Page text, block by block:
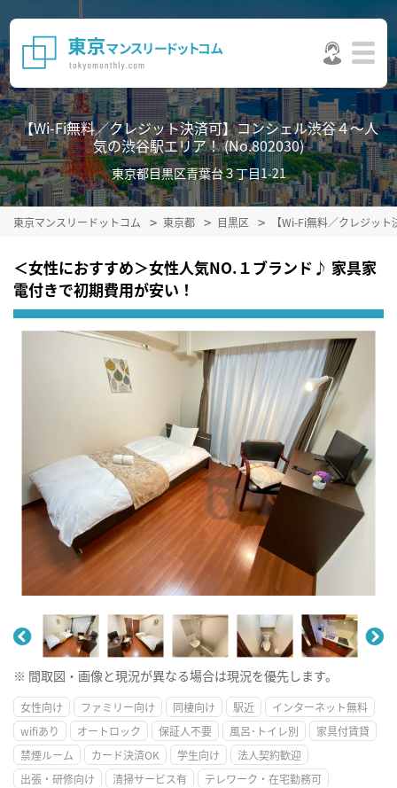
【Wi-Fi無料／クレジット決済可】コンシェル渋谷４～人
気の渋谷駅エリア！ (No.802030)
東京都目黒区青葉台３丁目1-21
東京マンスリードットコム 東京都 目黒区 【Wi-Fi無料／クレジッ
＜女性におすすめ＞女性人気NO.１ブランド♪ 家具家
電付きで初期費用が安い！
※ 間取図・画像と現況が異なる場合は現況を優先します。
女性向け ファミリー向け 同棲向け 駅近
インターネット無料
wifiあり
オートロック 保証人不要 風呂･トイレ別
家具付賃貸
禁煙ルーム
カード決済OK 学生向け
法人契約歓迎
出張・研修向け
清掃サービス有 テレワーク・在宅勤務可